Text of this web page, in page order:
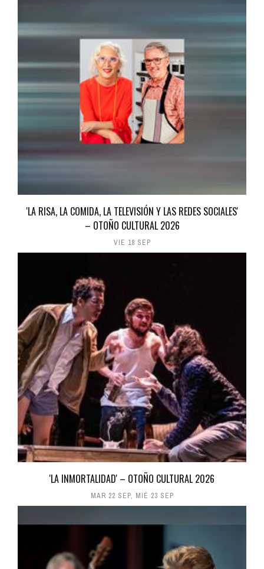
'LA RISA, LA COMIDA, LA TELEVISIÓN Y LAS REDES SOCIALES'
– OTOÑO CULTURAL 2026
VIE 18 SEP
'LA INMORTALIDAD' – OTOÑO CULTURAL 2026
MAR 22 SEP, MIÉ 23 SEP